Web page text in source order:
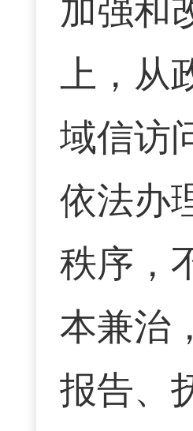
加强和
上，
域信访
依法办
秩序，
本兼治
报告、